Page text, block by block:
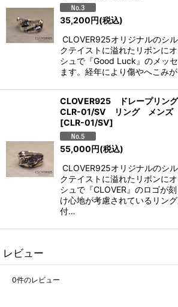
35,200円(税込)
CLOVER925オリジナルのシ
クテイストに溢れたリボンに
シュで『Good Luck』のメッ
ます。経年により傷やへこみ
CLOVER925 ドレープリン
CLR-01/SV リング メンズ
[CLR-01/SV]
55,000円(税込)
CLOVER925オリジナルのシ
クテイストに溢れたリボンに
シュで『CLOVER』のロゴが
け心地が考慮されているリング
付…
レビュー
0件のレビュー